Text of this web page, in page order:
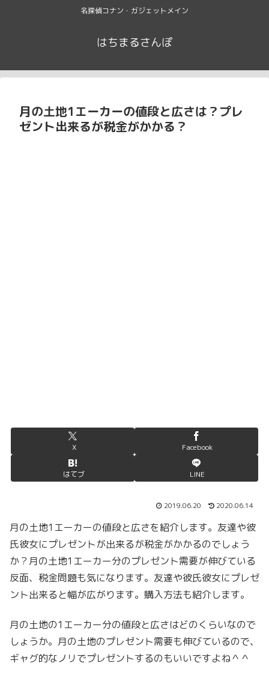
名探偵コナン・ガジェットメイン
はちまるさんぽ
月の土地1エーカーの値段と広さは？プレ
ゼント出来るが税金がかかる？
X Facebook
はてブ LINE
2019.06.20 2020.06.14
月の土地1エーカーの値段と広さを紹介します。友達や彼
氏彼女にプレゼントが出来るが税金がかかるのでしょう
か？月の土地1エーカー分のプレゼント需要が伸びている
反面、税金問題も気になります。友達や彼氏彼女にプレゼ
ント出来ると幅が広がります。購入方法も紹介します。
月の土地の1エーカー分の値段と広さはどのくらいなので
しょうか。月の土地のプレゼント需要も伸びているので、
ギャグ的なノリでプレゼントするのもいいですよね＾＾